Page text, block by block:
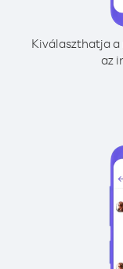
Kiválaszthatja
az